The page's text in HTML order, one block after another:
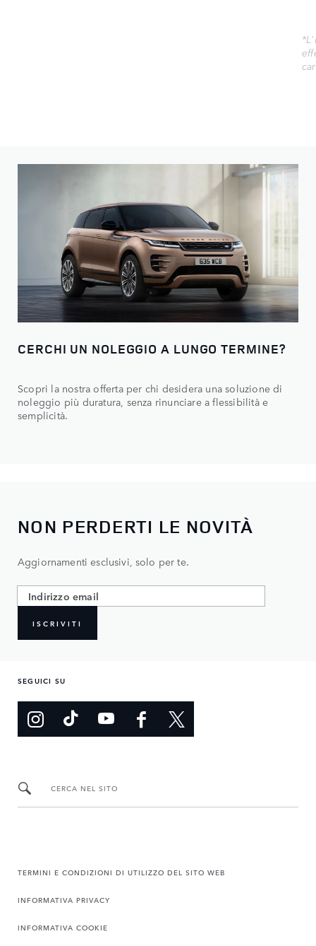
CERCHI UN NOLEGGIO A LUNGO TERMINE?
Scopri la nostra offerta per chi desidera una soluzione di
noleggio più duratura, senza rinunciare a flessibilità e
semplicità.
NON PERDERTI LE NOVITÀ
Aggiornamenti esclusivi, solo per te.
ISCRIVITI
SEGUICI SU
CERCA NEL SITO
TERMINI E CONDIZIONI DI UTILIZZO DEL SITO WEB
INFORMATIVA PRIVACY
INFORMATIVA COOKIE